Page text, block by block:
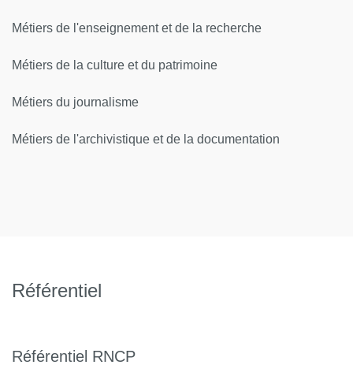
archéologie
> Cursus intégré franco-allemand en histoire
> Cursus intégré franco-japonais
Métiers de l'enseignement et de la recherche
Métiers de la culture et du patrimoine
Métiers du journalisme
Métiers de l'archivistique et de la documentation
Référentiel
Référentiel RNCP